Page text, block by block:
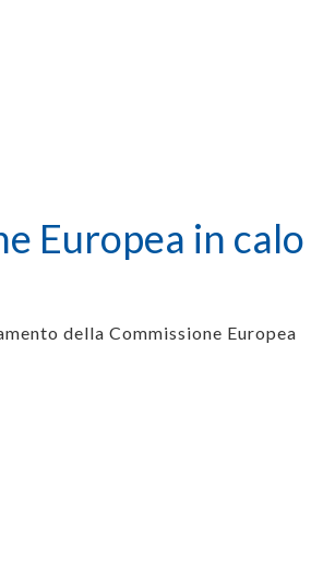
Europea in calo
della Commissione Europea